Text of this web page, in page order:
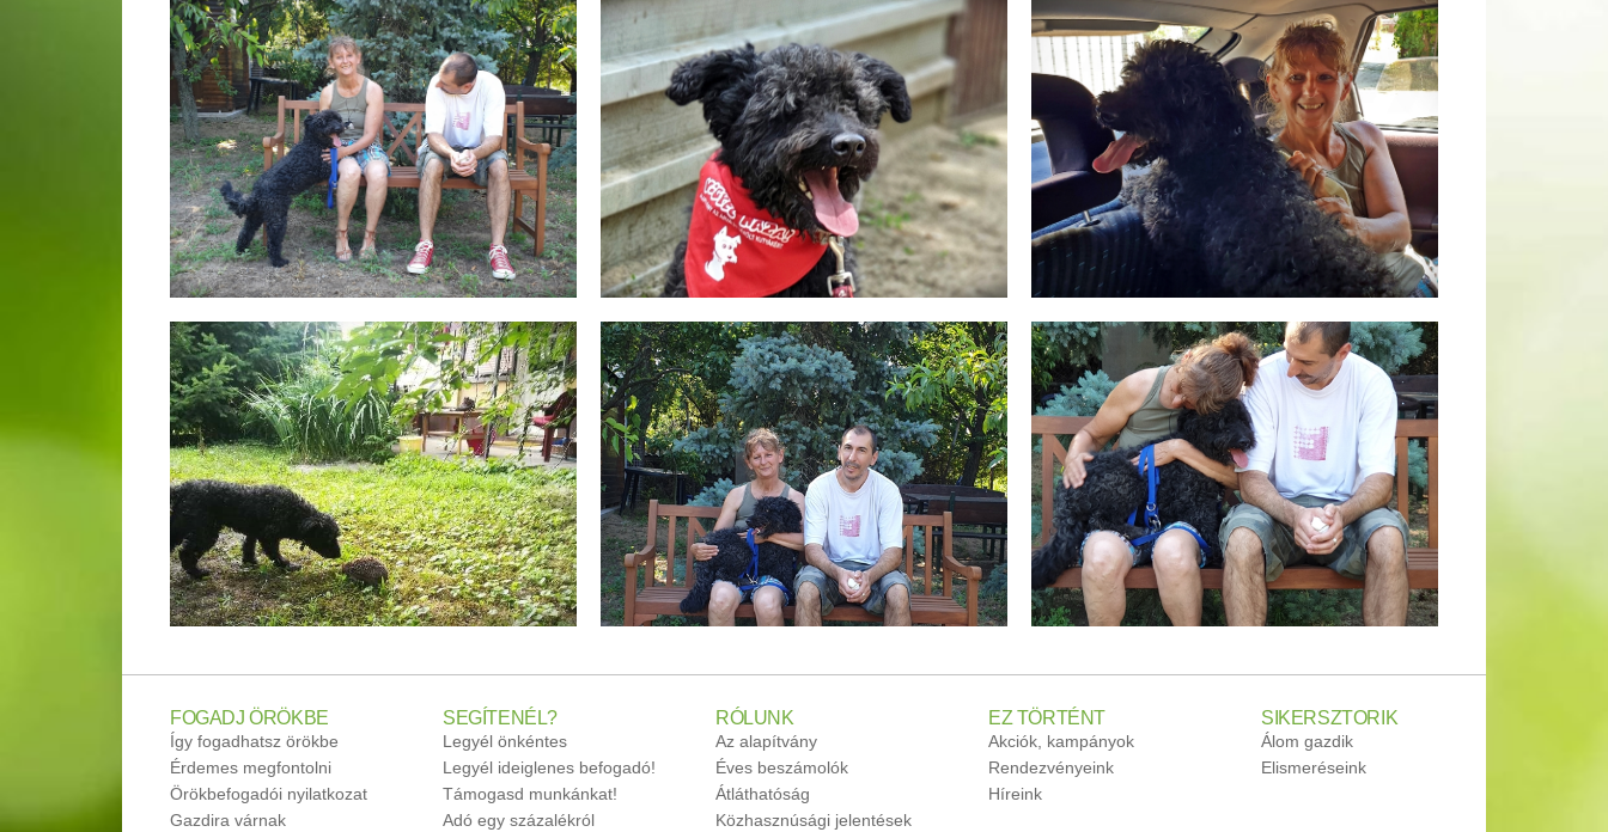
FOGADJ ÖRÖKBE
Így fogadhatsz örökbe
Érdemes megfontolni
Örökbefogadói nyilatkozat
Gazdira várnak
SEGÍTENÉL?
Legyél önkéntes
Legyél ideiglenes befogadó!
Támogasd munkánkat!
Adó egy százalékról
RÓLUNK
Az alapítvány
Éves beszámolók
Átláthatóság
Közhasznúsági jelentések
EZ TÖRTÉNT
Akciók, kampányok
Rendezvényeink
Híreink
SIKERSZTORIK
Álom gazdik
Elismeréseink